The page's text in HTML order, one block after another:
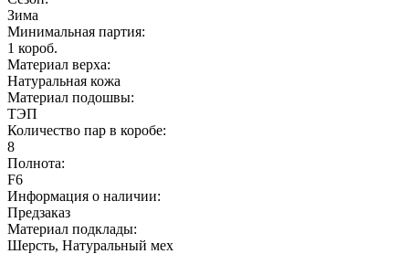
Зима
Минимальная партия:
1 короб.
Материал верха:
Натуральная кожа
Материал подошвы:
ТЭП
Количество пар в коробе:
8
Полнота:
F6
Информация о наличии:
Предзаказ
Материал подклады:
Шерсть, Натуральный мех